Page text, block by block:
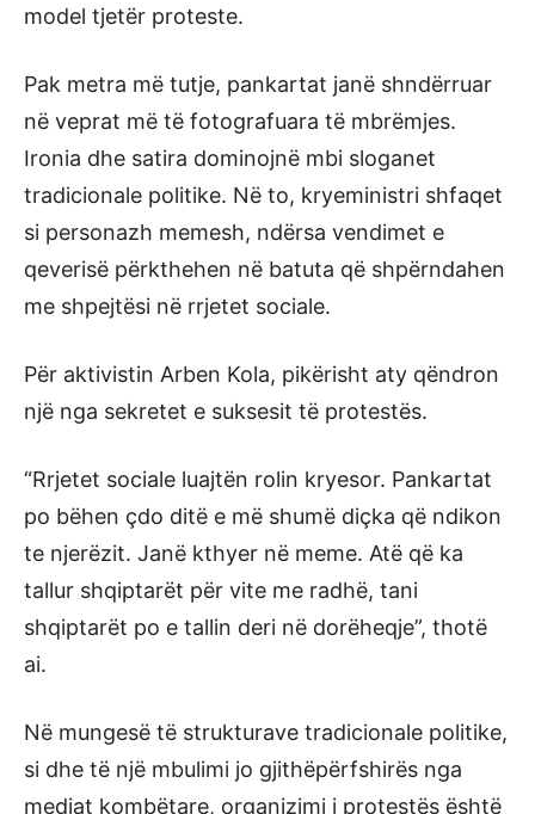
model tjetër proteste.
Pak metra më tutje, pankartat janë shndërruar
në veprat më të fotografuara të mbrëmjes.
Ironia dhe satira dominojnë mbi sloganet
tradicionale politike. Në to, kryeministri shfaqet
si personazh memesh, ndërsa vendimet e
qeverisë përkthehen në batuta që shpërndahen
me shpejtësi në rrjetet sociale.
Për aktivistin Arben Kola, pikërisht aty qëndron
një nga sekretet e suksesit të protestës.
“Rrjetet sociale luajtën rolin kryesor. Pankartat
po bëhen çdo ditë e më shumë diçka që ndikon
te njerëzit. Janë kthyer në meme. Atë që ka
tallur shqiptarët për vite me radhë, tani
shqiptarët po e tallin deri në dorëheqje”, thotë
ai.
Në mungesë të strukturave tradicionale politike,
si dhe të një mbulimi jo gjithëpërfshirës nga
mediat kombëtare, organizimi i protestës është